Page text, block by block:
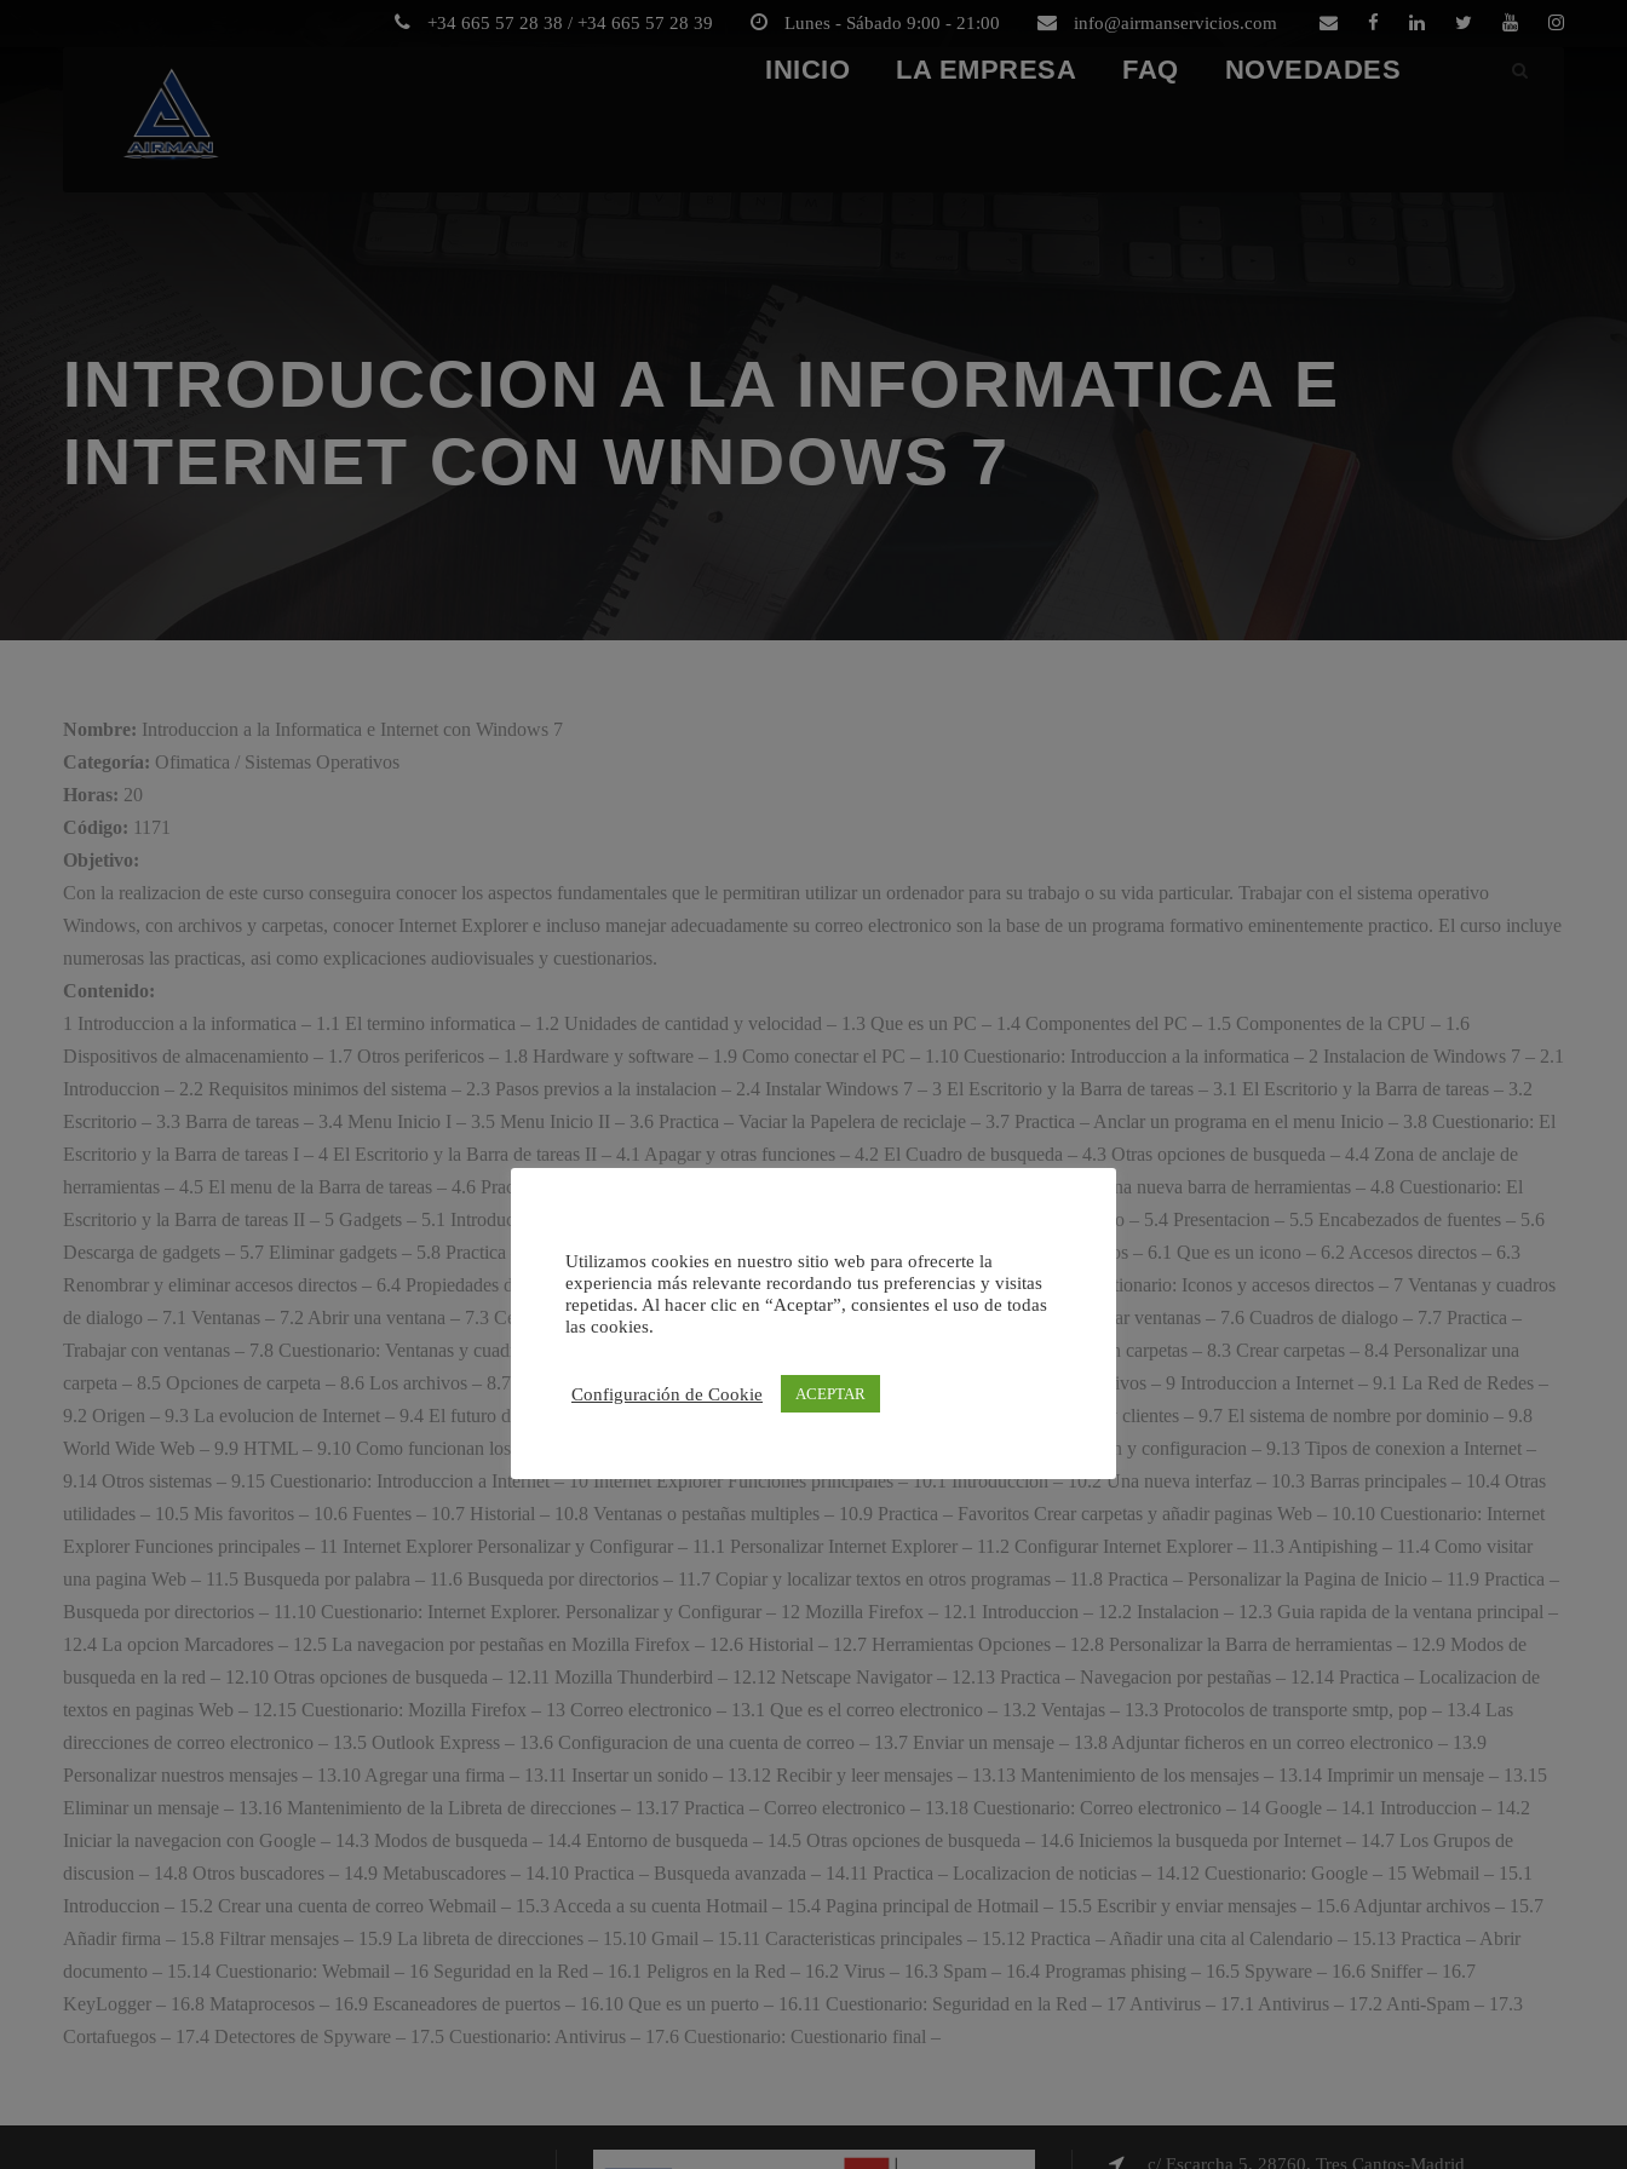
+34 665 57 28 38 / +34 665 57 28 39 Lunes - Sábado 9:00 - 21:00 info@airmanservicios.com
INICIO LA EMPRESA FAQ NOVEDADES
INTRODUCCION A LA INFORMATICA E
INTERNET CON WINDOWS 7
Nombre: Introduccion a la Informatica e Internet con Windows 7
Categoría: Ofimatica / Sistemas Operativos
Horas: 20
Código: 1171
Objetivo:
Con la realizacion de este curso conseguira conocer los aspectos fundamentales que le permitiran utilizar un ordenador para su trabajo o su vida particular. Trabajar con el sistema operativo
Windows, con archivos y carpetas, conocer Internet Explorer e incluso manejar adecuadamente su correo electronico son la base de un programa formativo eminentemente practico. El curso incluye
numerosas las practicas, asi como explicaciones audiovisuales y cuestionarios.
Contenido:
1 Introduccion a la informatica – 1.1 El termino informatica – 1.2 Unidades de cantidad y velocidad – 1.3 Que es un PC – 1.4 Componentes del PC – 1.5 Componentes de la CPU – 1.6
Dispositivos de almacenamiento – 1.7 Otros perifericos – 1.8 Hardware y software – 1.9 Como conectar el PC – 1.10 Cuestionario: Introduccion a la informatica – 2 Instalacion de Windows 7 – 2.1
Introduccion – 2.2 Requisitos minimos del sistema – 2.3 Pasos previos a la instalacion – 2.4 Instalar Windows 7 – 3 El Escritorio y la Barra de tareas – 3.1 El Escritorio y la Barra de tareas – 3.2
Escritorio – 3.3 Barra de tareas – 3.4 Menu Inicio I – 3.5 Menu Inicio II – 3.6 Practica – Vaciar la Papelera de reciclaje – 3.7 Practica – Anclar un programa en el menu Inicio – 3.8 Cuestionario: El
Escritorio y la Barra de tareas I – 4 El Escritorio y la Barra de tareas II – 4.1 Apagar y otras funciones – 4.2 El Cuadro de busqueda – 4.3 Otras opciones de busqueda – 4.4 Zona de anclaje de
herramientas – 4.5 El menu de la Barra de tareas – 4.6 Practica – Anclaje de una herramienta en la Barra de tareas – 4.7 Practica – Crear una nueva barra de herramientas – 4.8 Cuestionario: El
Escritorio y la Barra de tareas II – 5 Gadgets – 5.1 Introduccion – 5.2 Acceder a la galeria de gadgets – 5.3 Gadgets disponibles por defecto – 5.4 Presentacion – 5.5 Encabezados de fuentes – 5.6
Descarga de gadgets – 5.7 Eliminar gadgets – 5.8 Practica – Trabajar con gadgets – 5.9 Cuestionario: Gadgets – 6 Iconos y accesos directos – 6.1 Que es un icono – 6.2 Accesos directos – 6.3
Renombrar y eliminar accesos directos – 6.4 Propiedades de los accesos directos – 6.5 Practica – Trabajar con accesos directos – 6.6 Cuestionario: Iconos y accesos directos – 7 Ventanas y cuadros
de dialogo – 7.1 Ventanas – 7.2 Abrir una ventana – 7.3 Cerrar ventanas – 7.4 Adaptar el tamaño y posicion de las ventanas – 7.5 Organizar ventanas – 7.6 Cuadros de dialogo – 7.7 Practica –
Trabajar con ventanas – 7.8 Cuestionario: Ventanas y cuadros de dialogo – 8 Carpetas y archivos – 8.1 Las carpetas – 8.2 Operaciones con carpetas – 8.3 Crear carpetas – 8.4 Personalizar una
carpeta – 8.5 Opciones de carpeta – 8.6 Los archivos – 8.7 Practica – Trabajar con archivos y carpetas – 8.8 Cuestionario: Carpetas y archivos – 9 Introduccion a Internet – 9.1 La Red de Redes –
9.2 Origen – 9.3 La evolucion de Internet – 9.4 El futuro de Internet – 9.5 Como se transmite la informacion en Internet – 9.6 Servidores y clientes – 9.7 El sistema de nombre por dominio – 9.8
World Wide Web – 9.9 HTML – 9.10 Como funcionan los hiperenlaces – 9.11 Que necesito para conectarme en Internet – 9.12 Instalacion y configuracion – 9.13 Tipos de conexion a Internet –
9.14 Otros sistemas – 9.15 Cuestionario: Introduccion a Internet – 10 Internet Explorer Funciones principales – 10.1 Introduccion – 10.2 Una nueva interfaz – 10.3 Barras principales – 10.4 Otras
utilidades – 10.5 Mis favoritos – 10.6 Fuentes – 10.7 Historial – 10.8 Ventanas o pestañas multiples – 10.9 Practica – Favoritos Crear carpetas y añadir paginas Web – 10.10 Cuestionario: Internet
Explorer Funciones principales – 11 Internet Explorer Personalizar y Configurar – 11.1 Personalizar Internet Explorer – 11.2 Configurar Internet Explorer – 11.3 Antipishing – 11.4 Como visitar
una pagina Web – 11.5 Busqueda por palabra – 11.6 Busqueda por directorios – 11.7 Copiar y localizar textos en otros programas – 11.8 Practica – Personalizar la Pagina de Inicio – 11.9 Practica –
Busqueda por directorios – 11.10 Cuestionario: Internet Explorer. Personalizar y Configurar – 12 Mozilla Firefox – 12.1 Introduccion – 12.2 Instalacion – 12.3 Guia rapida de la ventana principal –
12.4 La opcion Marcadores – 12.5 La navegacion por pestañas en Mozilla Firefox – 12.6 Historial – 12.7 Herramientas Opciones – 12.8 Personalizar la Barra de herramientas – 12.9 Modos de
busqueda en la red – 12.10 Otras opciones de busqueda – 12.11 Mozilla Thunderbird – 12.12 Netscape Navigator – 12.13 Practica – Navegacion por pestañas – 12.14 Practica – Localizacion de
textos en paginas Web – 12.15 Cuestionario: Mozilla Firefox – 13 Correo electronico – 13.1 Que es el correo electronico – 13.2 Ventajas – 13.3 Protocolos de transporte smtp, pop – 13.4 Las
direcciones de correo electronico – 13.5 Outlook Express – 13.6 Configuracion de una cuenta de correo – 13.7 Enviar un mensaje – 13.8 Adjuntar ficheros en un correo electronico – 13.9
Personalizar nuestros mensajes – 13.10 Agregar una firma – 13.11 Insertar un sonido – 13.12 Recibir y leer mensajes – 13.13 Mantenimiento de los mensajes – 13.14 Imprimir un mensaje – 13.15
Eliminar un mensaje – 13.16 Mantenimiento de la Libreta de direcciones – 13.17 Practica – Correo electronico – 13.18 Cuestionario: Correo electronico – 14 Google – 14.1 Introduccion – 14.2
Iniciar la navegacion con Google – 14.3 Modos de busqueda – 14.4 Entorno de busqueda – 14.5 Otras opciones de busqueda – 14.6 Iniciemos la busqueda por Internet – 14.7 Los Grupos de
discusion – 14.8 Otros buscadores – 14.9 Metabuscadores – 14.10 Practica – Busqueda avanzada – 14.11 Practica – Localizacion de noticias – 14.12 Cuestionario: Google – 15 Webmail – 15.1
Introduccion – 15.2 Crear una cuenta de correo Webmail – 15.3 Acceda a su cuenta Hotmail – 15.4 Pagina principal de Hotmail – 15.5 Escribir y enviar mensajes – 15.6 Adjuntar archivos – 15.7
Añadir firma – 15.8 Filtrar mensajes – 15.9 La libreta de direcciones – 15.10 Gmail – 15.11 Caracteristicas principales – 15.12 Practica – Añadir una cita al Calendario – 15.13 Practica – Abrir
documento – 15.14 Cuestionario: Webmail – 16 Seguridad en la Red – 16.1 Peligros en la Red – 16.2 Virus – 16.3 Spam – 16.4 Programas phising – 16.5 Spyware – 16.6 Sniffer – 16.7
KeyLogger – 16.8 Mataprocesos – 16.9 Escaneadores de puertos – 16.10 Que es un puerto – 16.11 Cuestionario: Seguridad en la Red – 17 Antivirus – 17.1 Antivirus – 17.2 Anti-Spam – 17.3
Cortafuegos – 17.4 Detectores de Spyware – 17.5 Cuestionario: Antivirus – 17.6 Cuestionario: Cuestionario final –
c/ Escarcha 5, 28760, Tres Cantos-Madrid
Utilizamos cookies en nuestro sitio web para ofrecerte la
experiencia más relevante recordando tus preferencias y visitas
repetidas. Al hacer clic en “Aceptar”, consientes el uso de todas
las cookies.
Configuración de Cookie ACEPTAR